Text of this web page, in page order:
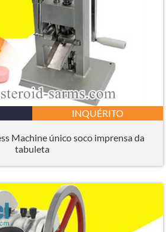
INQUÉRITO
Machine único soco imprensa da
tabuleta